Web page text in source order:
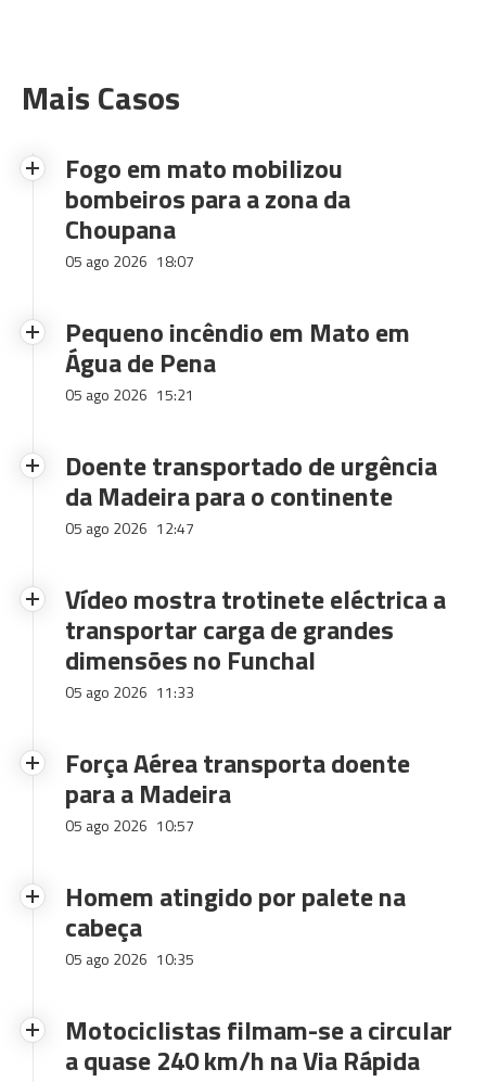
Mais Casos
Fogo em mato mobilizou
bombeiros para a zona da
Choupana
05 ago 2026 18:07
Pequeno incêndio em Mato em
Água de Pena
05 ago 2026 15:21
Doente transportado de urgência
da Madeira para o continente
05 ago 2026 12:47
Vídeo mostra trotinete eléctrica a
transportar carga de grandes
dimensões no Funchal
05 ago 2026 11:33
Força Aérea transporta doente
para a Madeira
05 ago 2026 10:57
Homem atingido por palete na
cabeça
05 ago 2026 10:35
Motociclistas filmam-se a circular
a quase 240 km/h na Via Rápida